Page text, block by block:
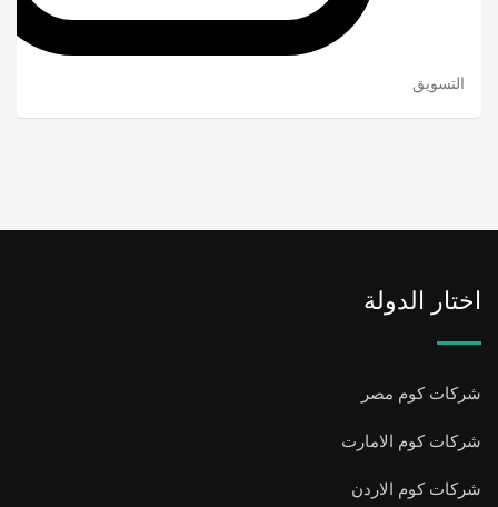
التسويق
اختار الدولة
شركات كوم مصر
شركات كوم الامارت
شركات كوم الاردن